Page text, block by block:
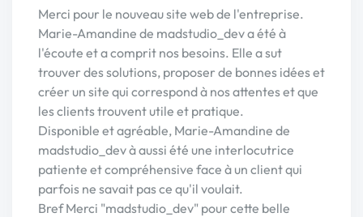
Merci pour le nouveau site web de l'entreprise.
Marie-Amandine de madstudio_dev a été à
l'écoute et a comprit nos besoins. Elle a sut
trouver des solutions, proposer de bonnes idées et
créer un site qui correspond à nos attentes et que
les clients trouvent utile et pratique.
Disponible et agréable, Marie-Amandine de
madstudio_dev à aussi été une interlocutrice
patiente et compréhensive face à un client qui
parfois ne savait pas ce qu'il voulait.
Bref Merci "madstudio_dev" pour cette belle